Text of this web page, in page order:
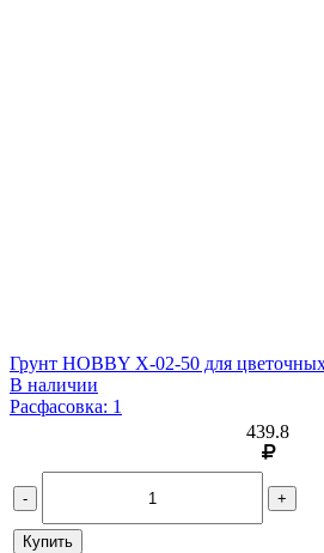
Грунт HOBBY Х-02-50 для цветочных
В наличии
Расфасовка: 1
439.8
- +
Купить